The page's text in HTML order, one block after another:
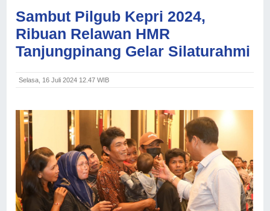
Sambut Pilgub Kepri 2024,
Ribuan Relawan HMR
Tanjungpinang Gelar Silaturahmi
Selasa, 16 Juli 2024 12.47 WIB